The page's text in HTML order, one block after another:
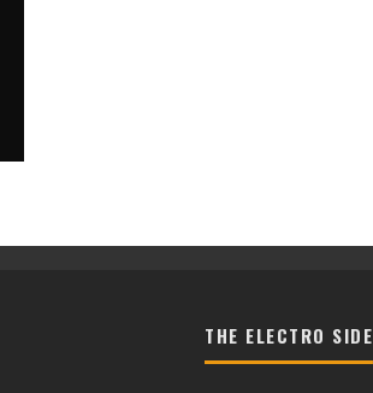
THE ELECTRO SIDE